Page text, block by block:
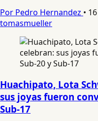
Por Pedro Hernandez •
tomasmueller
Huachipato, Lota
sus joyas fueron
Sub-17